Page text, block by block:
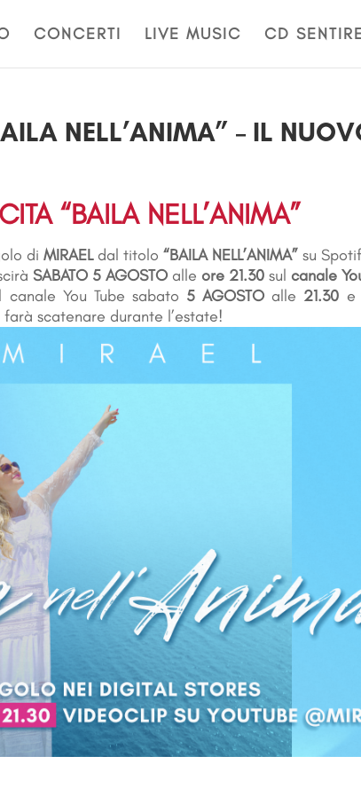
CONCERTI LIVE MUSIC CD
NELL’ANIMA” – IL
“BAILA NELL’ANIMA”
di MIRAELdal titolo “BAILA NELL’ANIMA”su
SABATO 5 AGOSTO alle ore 21.30sul canale
You Tube sabato 5 AGOSTO alle 21.30 e
scatenare durante l’estate!